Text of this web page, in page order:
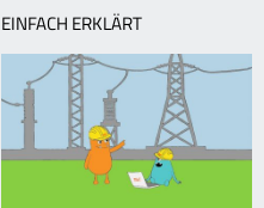
EINFACH ERKLÄRT